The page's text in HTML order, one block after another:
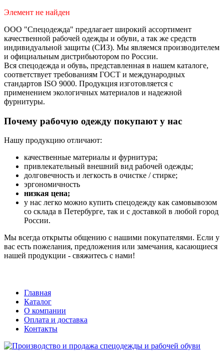
Элемент не найден
ООО "Спецодежда" предлагает широкий ассортимент
качественной рабочей одежды и обуви, а так же средств
индивидуальной защиты (СИЗ). Мы являемся производителем
и официальным дистрибьютором по России.
Вся спецодежда и обувь, представленная в нашем каталоге,
соответствует требованиям ГОСТ и международных
стандартов ISO 9000. Продукция изготовляется с
применением экологичных материалов и надежной
фурнитуры.
Почему рабочую одежду покупают у нас
Нашу продукцию отличают:
качественные материалы и фурнитура;
привлекательный внешний вид рабочей одежды;
долговечность и легкость в очистке / стирке;
эргономичность
низкая цена;
у нас легко можно купить спецодежду как самовывозом
со склада в Петербурге, так и с доставкой в любой город
России.
Мы всегда открыты общению с нашими покупателями. Если у
вас есть пожелания, предложения или замечания, касающиеся
нашей продукции - свяжитесь с нами!
Главная
Каталог
О компании
Оплата и доставка
Контакты